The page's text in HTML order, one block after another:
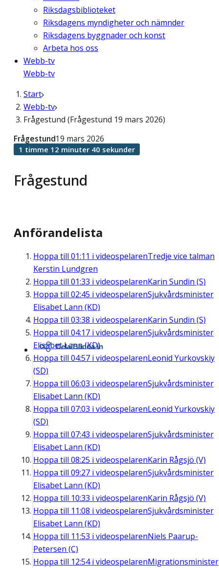
Riksdagsbiblioteket
Riksdagens myndigheter och nämnder
Riksdagens byggnader och konst
Arbeta hos oss
Webb-tv
Webb-tv
Start
Webb-tv
Frågestund (Frågestund 19 mars 2026)
Frågestund
Frågestund19 mars 2026
1 timme 12 minuter 40 sekunder
Anförandelista
Hoppa till 01:11 i videospelarenTredje vice talman
Kerstin Lundgren
Hoppa till 01:33 i videospelarenKarin Sundin (S)
Hoppa till 02:45 i videospelarenSjukvårdsminister
Elisabet Lann (KD)
Hoppa till 03:38 i videospelarenKarin Sundin (S)
Hoppa till 04:17 i videospelarenSjukvårdsminister
Elisabet Lann (KD)
Hoppa till 04:57 i videospelarenLeonid Yurkovskiy
(SD)
Hoppa till 06:03 i videospelarenSjukvårdsminister
Elisabet Lann (KD)
Hoppa till 07:03 i videospelarenLeonid Yurkovskiy
(SD)
Hoppa till 07:43 i videospelarenSjukvårdsminister
Elisabet Lann (KD)
Hoppa till 08:25 i videospelarenKarin Rågsjö (V)
Hoppa till 09:27 i videospelarenSjukvårdsminister
Elisabet Lann (KD)
Hoppa till 10:33 i videospelarenKarin Rågsjö (V)
Hoppa till 11:08 i videospelarenSjukvårdsminister
Elisabet Lann (KD)
Hoppa till 11:53 i videospelarenNiels Paarup-
Petersen (C)
Hoppa till 12:54i videospelarenMigrationsminister
Dela/Bädda in